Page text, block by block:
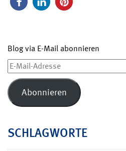
Blog via E-Mail abonnieren
E-
Mail-
Adresse
Abonnieren
SCHLAGWORTE